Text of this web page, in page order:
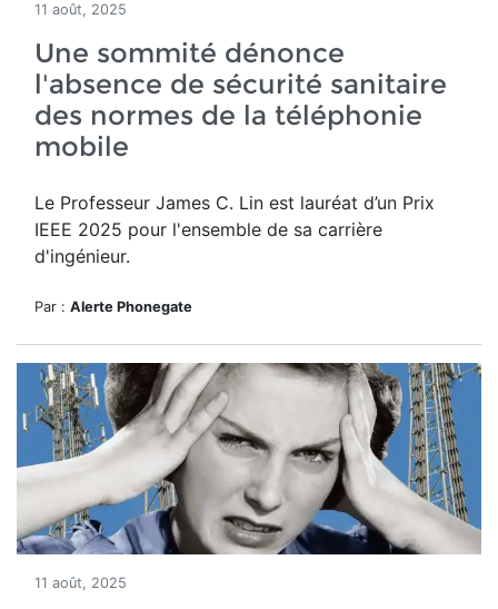
11 août, 2025
Une sommité dénonce
l'absence de sécurité sanitaire
des normes de la téléphonie
mobile
Le Professeur James C. Lin est lauréat d’un Prix
IEEE 2025 pour l'ensemble de sa carrière
d'ingénieur.
Par : Alerte Phonegate
11 août, 2025